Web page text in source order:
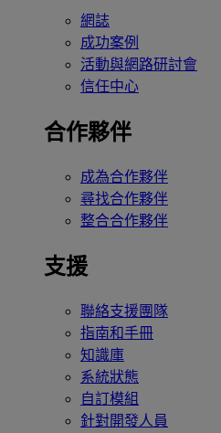
網誌
成功案例
活動與網路研討會
信任中心
合作夥伴
成為合作夥伴
尋找合作夥伴
整合合作夥伴
支援
聯絡支援團隊
指南和手冊
知識庫
系統狀態
自訂模組
針對開發人員